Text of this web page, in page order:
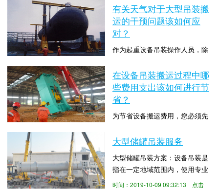
进行一个全面的检查和核...
技术要求，设备说明书及有关标
准规范资料。 &nb...
有关天气对于大型吊装搬
运的干预问题该如何应
对？
作为起重设备吊装操作人员，除
操作方法，及时总结经验教训，
提升安全事故的防范能力，在具
体操作中还要注意由于每个人的
的不一样，对起重作业中的风险
此相互之间的协作互保作用在起
重作业中显得分外关键。接下来
无锡精密设备吊装公司...
时间：2019-10-09 09:42:18 点击
数：3630
在设备吊装搬运过程中哪
些费用支出该如何进行节
省？
为节省设备搬运费用，您必须先
找一家在大街上贴小广告以的设
无锡精密设备吊装公司中东搬运
就来和大家介绍下在设备搬运过
程中如何节省搬运费用？您可以
时间：2019-10-09 09:41:12 点击
数：3655
大型储罐吊装服务
大型储罐吊装方案：设备吊装是
指在一定地域范围内，使用专业
装备（如吊车）、设施和工具，
时间：2019-10-09 09:32:13 点击